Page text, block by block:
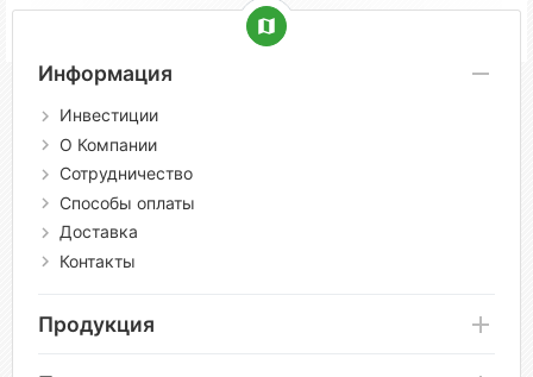
Информация
Инвестиции
О Компании
Сотрудничество
Способы оплаты
Доставка
Контакты
Продукция